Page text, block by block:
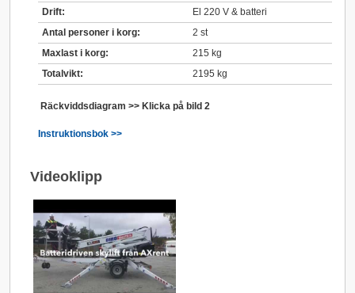
Drift:
El 220 V & batteri
Antal personer i korg:
2 st
Maxlast i korg:
215 kg
Totalvikt:
2195 kg
Räckviddsdiagram >> Klicka på bild 2
Instruktionsbok >>
Videoklipp